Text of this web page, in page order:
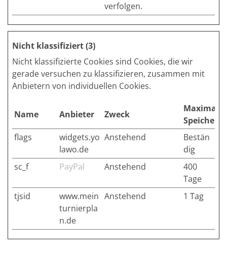
verfolgen.
Nicht klassifiziert (3)
Nicht klassifizierte Cookies sind Cookies, die wir
gerade versuchen zu klassifizieren, zusammen mit
Anbietern von individuellen Cookies.
Name Anbieter Zweck
Maximale
flags
widgets.yo
lawo.de
Anstehend
Bestän
dig
sc_f
PayPal Anstehend
400
Tage
tjsid
www.mein
turnierpla
n.de
Anstehend 1 Tag